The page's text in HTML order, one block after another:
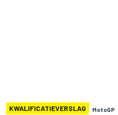
KWALIFICATIEVERSLAG MotoGP